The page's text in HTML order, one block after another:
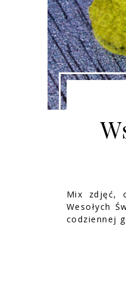
Mix zdjęć,
Wesołych
codziennej